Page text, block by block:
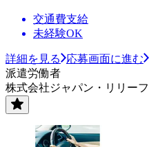
交通費支給
未経験OK
詳細を見る
応募画面に進む
派遣労働者
株式会社ジャパン・リリー